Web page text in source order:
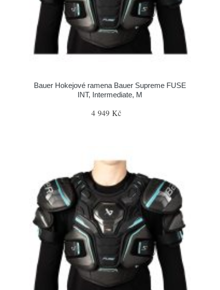
Bauer Hokejové ramena Bauer Supreme FUSE
INT, Intermediate, M
4 949 Kč